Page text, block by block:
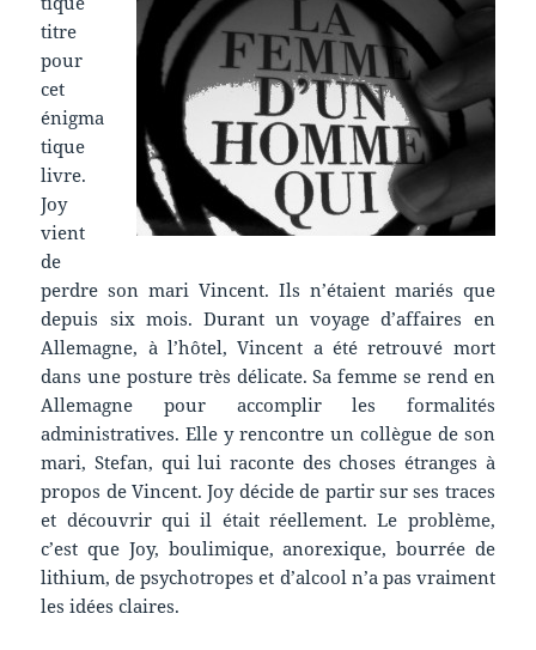
titre
pour
cet
énigma
tique
livre.
Joy
vient
de
perdre son mari Vincent. Ils n’étaient mariés que
depuis six mois. Durant un voyage d’affaires en
Allemagne, à l’hôtel, Vincent a été retrouvé mort
dans une posture très délicate. Sa femme se rend en
Allemagne pour accomplir les formalités
administratives. Elle y rencontre un collègue de son
mari, Stefan, qui lui raconte des choses étranges à
propos de Vincent. Joy décide de partir sur ses traces
et découvrir qui il était réellement. Le problème,
c’est que Joy, boulimique, anorexique, bourrée de
lithium, de psychotropes et d’alcool n’a pas vraiment
les idées claires.